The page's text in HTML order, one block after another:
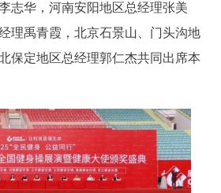
志华，河南安阳地区总经理张美
理禹青霞，北京石景山、门头沟地
保定地区总经理郭仁杰共同出席本